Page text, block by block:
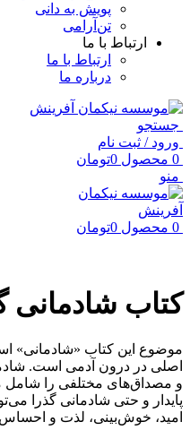
پویش به دانی
تن‌آرامی
ارتباط با ما
ارتباط با ما
درباره ما
جستجو
ورود / ثبت نام
0 محصول 0تومان
منو
0 محصول 0تومان
کتاب شادمانی
موضوع این کتاب «شادمانی»
اصلی در درون آدمی است.
و مصداق‌های مختلفی را شامل
پایدار و حتی شادمانی گذرا
امید، خوش‌بینی، لذت و